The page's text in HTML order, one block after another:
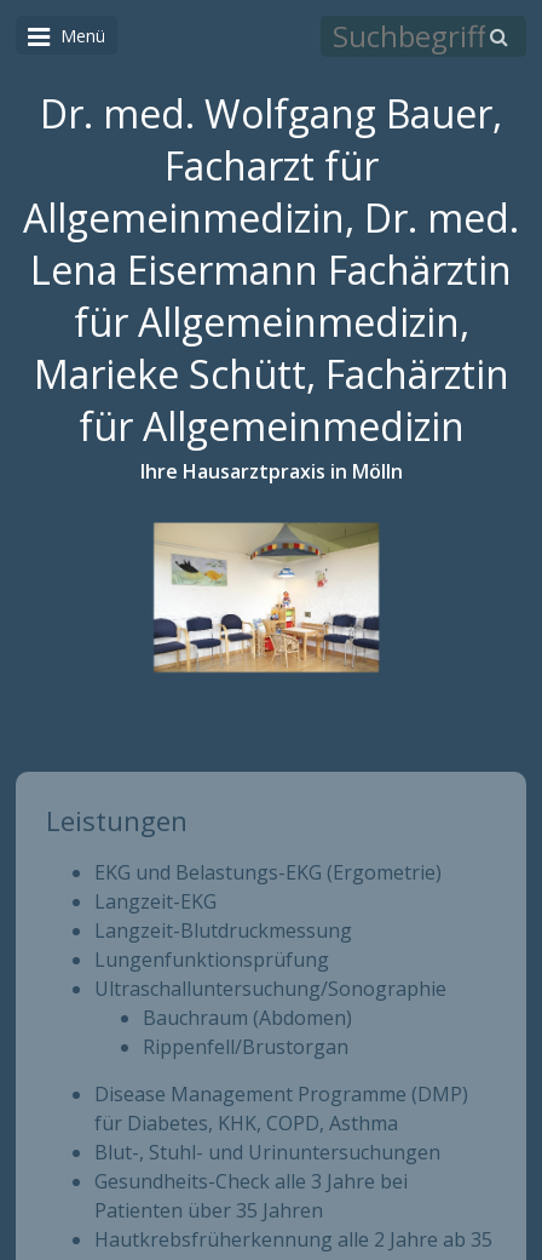
Menü
Dr. med. Wolfgang Bauer,
Facharzt für
Allgemeinmedizin, Dr. med.
Lena Eisermann Fachärztin
für Allgemeinmedizin,
Marieke Schütt, Fachärztin
für Allgemeinmedizin
Ihre Hausarztpraxis in Mölln
Leistungen
EKG und Belastungs-EKG (Ergometrie)
Langzeit-EKG
Langzeit-Blutdruckmessung
Lungenfunktionsprüfung
Ultraschalluntersuchung/Sonographie
Bauchraum (Abdomen)
Rippenfell/Brustorgan
Disease Management Programme (DMP)
für Diabetes, KHK, COPD, Asthma
Blut-, Stuhl- und Urinuntersuchungen
Gesundheits-Check alle 3 Jahre bei
Patienten über 35 Jahren
Hautkrebsfrüherkennung alle 2 Jahre ab 35